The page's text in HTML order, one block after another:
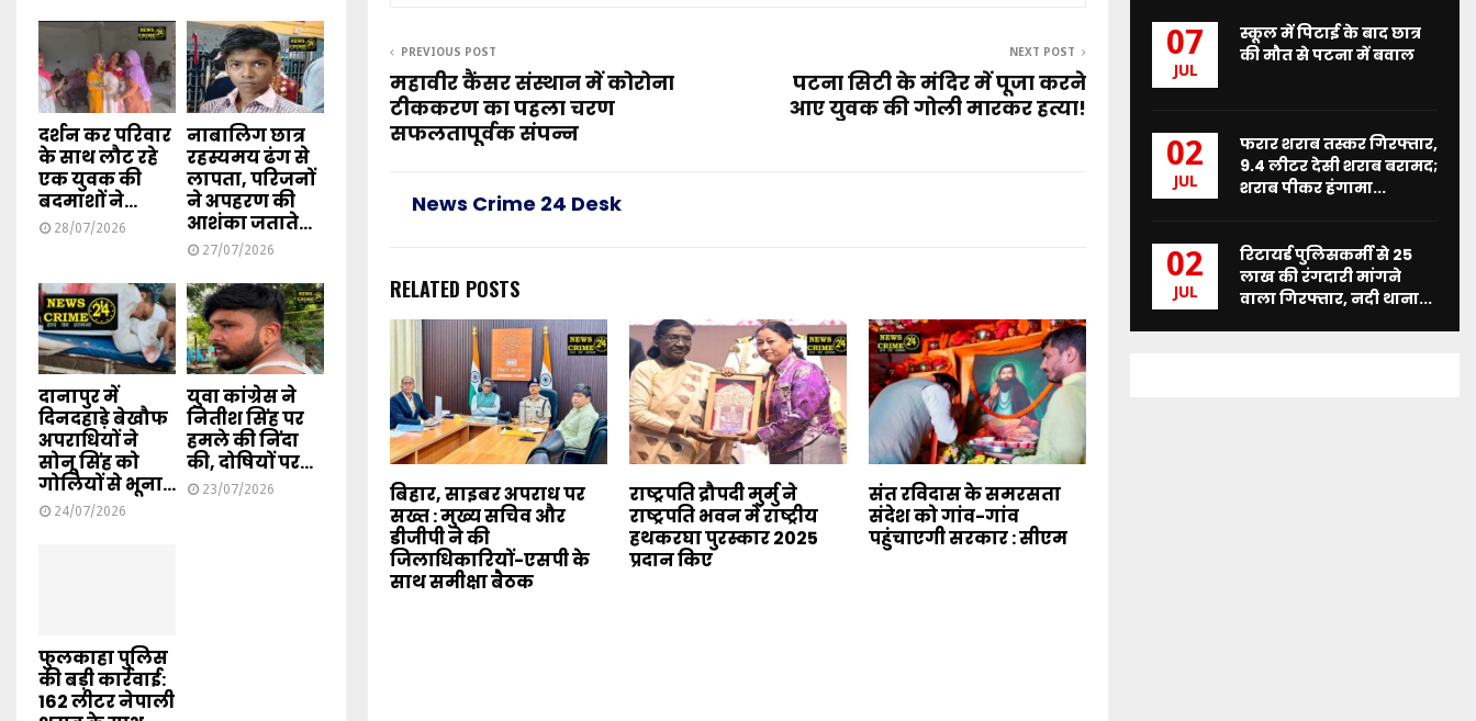
PREVIOUS POST
महावीर कैंसर संस्थान में कोरोना
टीककरण का पहला चरण
सफलतापूर्वक संपन्न
NEXT POST
पटना सिटी के मंदिर में पूजा करने
आए युवक की गोली मारकर हत्या!
News Crime 24 Desk
RELATED POSTS
बिहार, साइबर अपराध पर
सख्त : मुख्य सचिव और
डीजीपी ने की
जिलाधिकारियों-एसपी के
साथ समीक्षा बैठक
राष्ट्रपति द्रौपदी मुर्मु ने
राष्ट्रपति भवन में राष्ट्रीय
हथकरघा पुरस्कार 2025
प्रदान किए
संत रविदास के समरसता
संदेश को गांव-गांव
पहुंचाएगी सरकार : सीएम
दर्शन कर परिवार
के साथ लौट रहे
एक युवक की
बदमाशों ने...
28/07/2026
नाबालिग छात्र
रहस्यमय ढंग से
लापता, परिजनों
ने अपहरण की
आशंका जताते...
27/07/2026
दानापुर में
दिनदहाड़े बेखौफ
अपराधियों ने
सोनू सिंह को
गोलियों से भूना...
24/07/2026
युवा कांग्रेस ने
नितीश सिंह पर
हमले की निंदा
की, दोषियों पर...
23/07/2026
फुलकाहा पुलिस
की बड़ी कार्रवाई:
162 लीटर नेपाली
07
JUL
स्कूल में पिटाई के बाद छात्र
की मौत से पटना में बवाल
02
JUL
फरार शराब तस्कर गिरफ्तार,
9.4 लीटर देसी शराब बरामद;
शराब पीकर हंगामा...
02
JUL
रिटायर्ड पुलिसकर्मी से 25
लाख की रंगदारी मांगने
वाला गिरफ्तार, नदी थाना...